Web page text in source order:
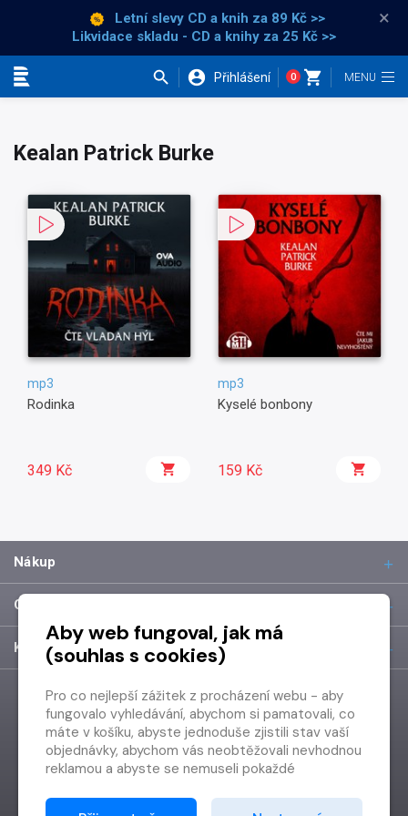
Letní slevy CD a knih za 89 Kč >>
Likvidace skladu - CD a knihy za 25 Kč >>
×
Přihlášení 0
Kealan Patrick Burke
mp3
Rodinka
349 Kč
mp3
Kyselé bonbony
159 Kč
Nákup
O společnosti
Kontakt
Aby web fungoval, jak má
(souhlas s cookies)
Pro co nejlepší zážitek z procházení webu - aby
fungovalo vyhledávání, abychom si pamatovali, co
máte v košíku, abyste jednoduše zjistili stav vaší
objednávky, abychom vás neobtěžovali nevhodnou
reklamou a abyste se nemuseli pokaždé